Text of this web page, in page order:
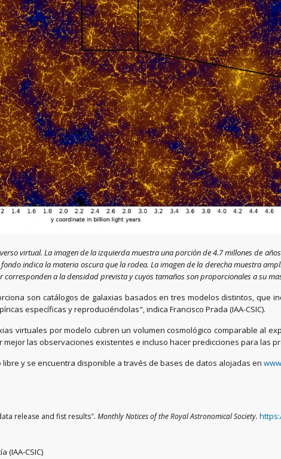
virtual. La imagen de la izquierda muestra una porción de 4.7 millones de
indica la materia oscura que la rodea. La imagen de la derecha muestra
a la densidad prevista y cuyos tamaños son proporcionales a su
son catálogos de galaxias basados en tres modelos distintos,
específicas y reproduciéndolas", indica Francisco Prada (IAA-CSIC).
virtuales por modelo cubren un volumen cosmológico comparable al
las observaciones existentes e incluso hacer predicciones para las
libre y se encuentra disponible a través de bases de datos alojadas en
release and fist results".Monthly Notices of the Royal Astronomical Society.
(IAA-CSIC)